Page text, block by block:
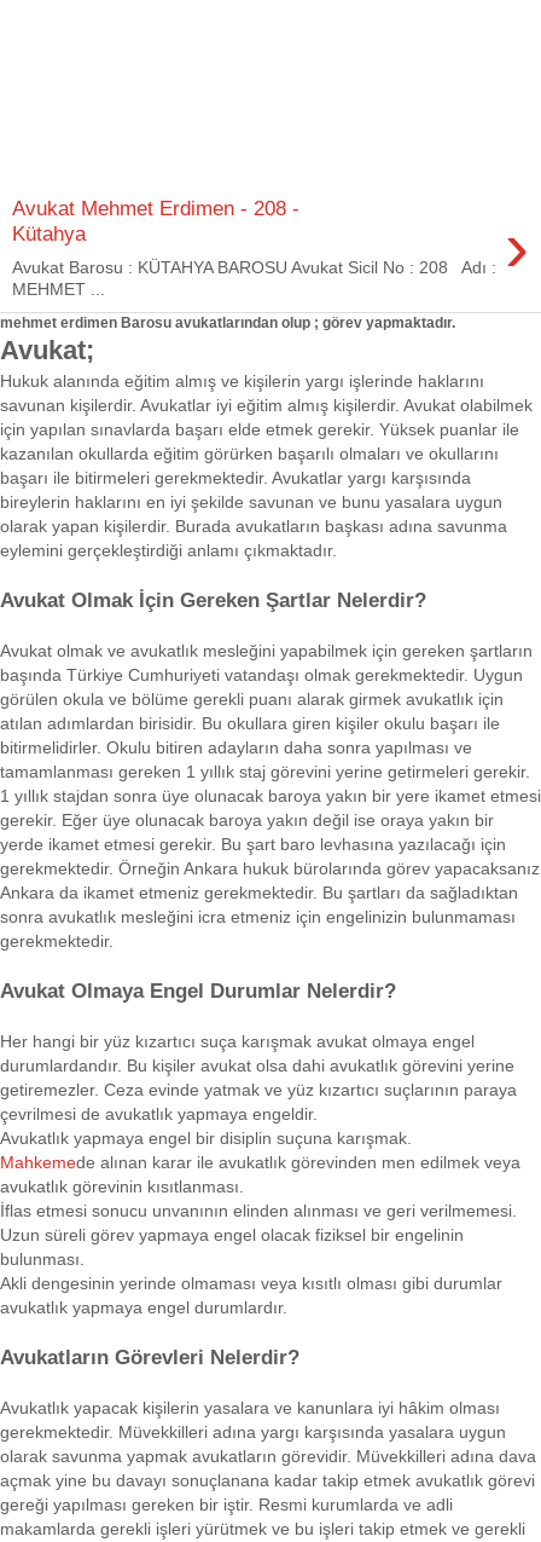
Avukat Mehmet Erdimen - 208 -
Kütahya
›
Avukat Barosu : KÜTAHYA BAROSU Avukat Sicil No : 208 Adı :
MEHMET ...
mehmet erdimen Barosu avukatlarından olup ; görev yapmaktadır.
Avukat;
Hukuk alanında eğitim almış ve kişilerin yargı işlerinde haklarını
savunan kişilerdir. Avukatlar iyi eğitim almış kişilerdir. Avukat olabilmek
için yapılan sınavlarda başarı elde etmek gerekir. Yüksek puanlar ile
kazanılan okullarda eğitim görürken başarılı olmaları ve okullarını
başarı ile bitirmeleri gerekmektedir. Avukatlar yargı karşısında
bireylerin haklarını en iyi şekilde savunan ve bunu yasalara uygun
olarak yapan kişilerdir. Burada avukatların başkası adına savunma
eylemini gerçekleştirdiği anlamı çıkmaktadır.
Avukat Olmak İçin Gereken Şartlar Nelerdir?
Avukat olmak ve avukatlık mesleğini yapabilmek için gereken şartların
başında Türkiye Cumhuriyeti vatandaşı olmak gerekmektedir. Uygun
görülen okula ve bölüme gerekli puanı alarak girmek avukatlık için
atılan adımlardan birisidir. Bu okullara giren kişiler okulu başarı ile
bitirmelidirler. Okulu bitiren adayların daha sonra yapılması ve
tamamlanması gereken 1 yıllık staj görevini yerine getirmeleri gerekir.
1 yıllık stajdan sonra üye olunacak baroya yakın bir yere ikamet etmesi
gerekir. Eğer üye olunacak baroya yakın değil ise oraya yakın bir
yerde ikamet etmesi gerekir. Bu şart baro levhasına yazılacağı için
gerekmektedir. Örneğin Ankara hukuk bürolarında görev yapacaksanız
Ankara da ikamet etmeniz gerekmektedir. Bu şartları da sağladıktan
sonra avukatlık mesleğini icra etmeniz için engelinizin bulunmaması
gerekmektedir.
Avukat Olmaya Engel Durumlar Nelerdir?
Her hangi bir yüz kızartıcı suça karışmak avukat olmaya engel
durumlardandır. Bu kişiler avukat olsa dahi avukatlık görevini yerine
getiremezler. Ceza evinde yatmak ve yüz kızartıcı suçlarının paraya
çevrilmesi de avukatlık yapmaya engeldir.
Avukatlık yapmaya engel bir disiplin suçuna karışmak.
Mahkemede alınan karar ile avukatlık görevinden men edilmek veya
avukatlık görevinin kısıtlanması.
İflas etmesi sonucu unvanının elinden alınması ve geri verilmemesi.
Uzun süreli görev yapmaya engel olacak fiziksel bir engelinin
bulunması.
Akli dengesinin yerinde olmaması veya kısıtlı olması gibi durumlar
avukatlık yapmaya engel durumlardır.
Avukatların Görevleri Nelerdir?
Avukatlık yapacak kişilerin yasalara ve kanunlara iyi hâkim olması
gerekmektedir. Müvekkilleri adına yargı karşısında yasalara uygun
olarak savunma yapmak avukatların görevidir. Müvekkilleri adına dava
açmak yine bu davayı sonuçlanana kadar takip etmek avukatlık görevi
gereği yapılması gereken bir iştir. Resmi kurumlarda ve adli
makamlarda gerekli işleri yürütmek ve bu işleri takip etmek ve gerekli